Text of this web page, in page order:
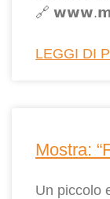
🔗
LEGGI DI
Mostra:
Un piccolo